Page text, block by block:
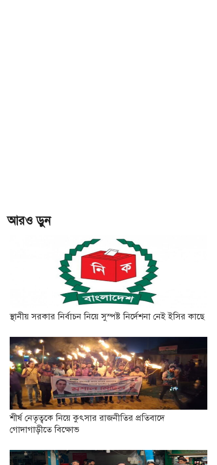
আরও ড়ুন
স্থানীয় সরকার নির্বাচন নিয়ে সুস্পষ্ট নির্দেশনা নেই ইসির কাছে
শীর্ষ নেতৃত্বকে নিয়ে কুৎসার রাজনীতির প্রতিবাদে
গোদাগাড়ীতে বিক্ষোভ